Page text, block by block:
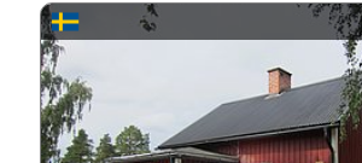
Angelurlaub zu machen? Nur Sie, Ihre
Familie und sonst niemand?
Sie mitten im Fisch und haben tolle,
lästeige Packerei, lassen Sie das
Stress, einfach Angeln und auf
die leckeren Speisen genießen!